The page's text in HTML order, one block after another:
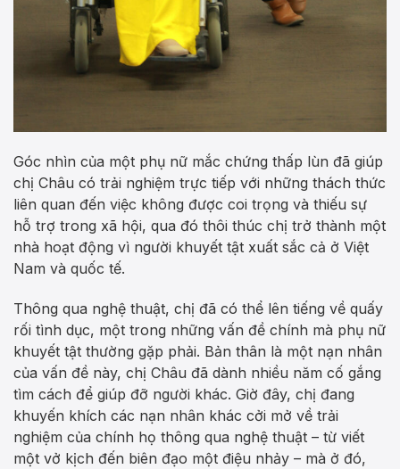
Góc nhìn của một phụ nữ mắc chứng thấp lùn đã giúp
chị Châu có trải nghiệm trực tiếp với những thách thức
liên quan đến việc không được coi trọng và thiếu sự
hỗ trợ trong xã hội, qua đó thôi thúc chị trở thành một
nhà hoạt động vì người khuyết tật xuất sắc cả ở Việt
Nam và quốc tế.
Thông qua nghệ thuật, chị đã có thể lên tiếng về quấy
rối tình dục, một trong những vấn đề chính mà phụ nữ
khuyết tật thường gặp phải. Bản thân là một nạn nhân
của vấn đề này, chị Châu đã dành nhiều năm cố gắng
tìm cách để giúp đỡ người khác. Giờ đây, chị đang
khuyến khích các nạn nhân khác cởi mở về trải
nghiệm của chính họ thông qua nghệ thuật – từ viết
một vở kịch đến biên đạo một điệu nhảy – mà ở đó,